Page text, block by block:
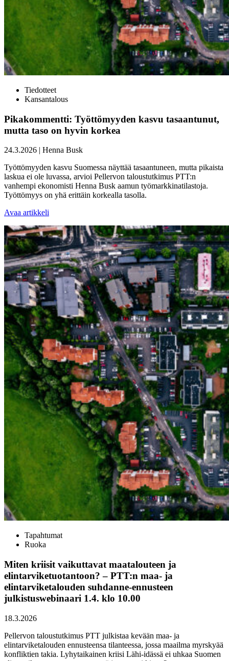
Tiedotteet
Kansantalous
Pikakommentti: Työttömyyden kasvu tasaantunut,
mutta taso on hyvin korkea
24.3.2026 | Henna Busk
Työttömyyden kasvu Suomessa näyttää tasaantuneen, mutta pikaista
laskua ei ole luvassa, arvioi Pellervon taloustutkimus PTT:n
vanhempi ekonomisti Henna Busk aamun työmarkkinatilastoja.
Työttömyys on yhä erittäin korkealla tasolla.
Avaa artikkeli
Tapahtumat
Ruoka
Miten kriisit vaikuttavat maatalouteen ja
elintarviketuotantoon? – PTT:n maa- ja
elintarviketalouden suhdanne-ennusteen
julkistuswebinaari 1.4. klo 10.00
18.3.2026
Pellervon taloustutkimus PTT julkistaa kevään maa- ja
elintarviketalouden ennusteensa tilanteessa, jossa maailma myrskyää
konfliktien takia. Lyhytaikainen kriisi Lähi-idässä ei uhkaa Suomen